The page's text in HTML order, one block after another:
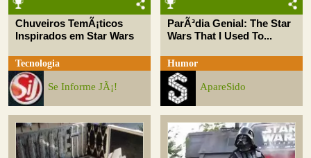
Chuveiros TemÃ¡ticos
Inspirados em Star Wars
Tecnologia
Se Informe JÃ¡!
ParÃ³dia Genial: The Star
Wars That I Used To...
Humor
ApareSido